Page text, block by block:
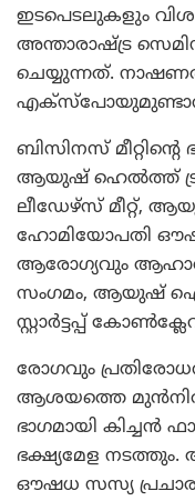
ഇടപെടലുകളും
അന്താരാഷ്ട്ര
ചെയ്യുന്നത്.
ബിസിനസ്
ആയുഷ് ഹെല്‍ത്ത്
ലീഡേഴ്സ് മീറ്റ്,
ഹോമിയോപതി
ആരോഗ്യവും
സംഗമം, ആയുഷ്
സ്റ്റാര്‍ട്ടപ്പ്
രോഗവും
ആശയത്തെ
ഭാഗമായി കിച്ചന്‍
ഭക്ഷ്യമേള നടത്തും.
ഔഷധ സസ്യ